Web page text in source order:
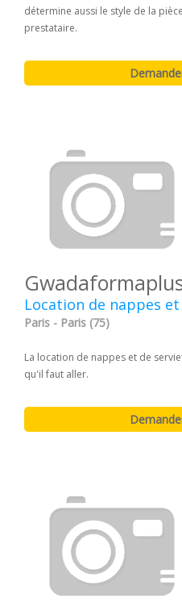
détermine aussi le style de la
prestataire.
Location de nappes
Paris - Paris (75)
La location de nappes et de
qu'il faut aller.